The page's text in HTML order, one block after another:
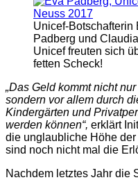
Unicef-Botschafterin
Padberg und
Unicef freuten sich
fetten Scheck!
„Das Geld kommt nicht
sondern vor allem durch
Kindergärten und
werden können“, erklärt
die unglaubliche Höhe
sind noch nicht mal die
Nachdem letztes Jahr die